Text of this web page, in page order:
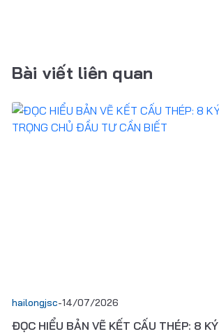
Bài viết liên quan
hailongjsc-14/07/2026
ĐỌC HIỂU BẢN VẼ KẾT CẤU THÉP: 8 KÝ